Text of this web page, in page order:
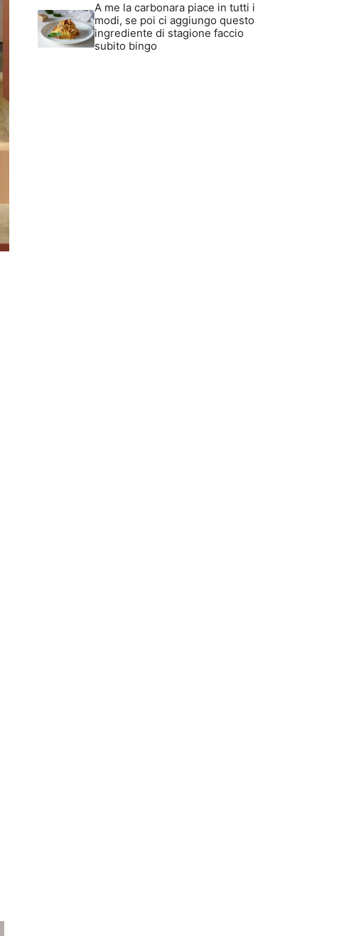
A me la carbonara piace in tutti i
modi, se poi ci aggiungo questo
ingrediente di stagione faccio
subito bingo